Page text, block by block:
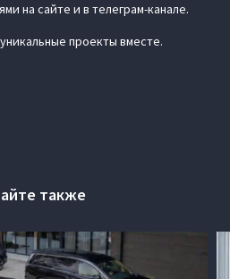
на сайте и в телеграм-канале.
проекты вместе.
также